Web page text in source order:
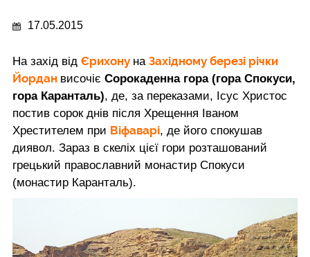
17.05.2015
На захід від Єрихону на Західному березі річки
Йордан височіє Сорокаденна гора (гора Спокуси,
гора Каранталь), де, за переказами, Ісус Христос
постив сорок днів після Хрещення Іваном
Хрестителем при Віфаварі, де його спокушав
диявол. Зараз в скеліх цієї гори розташований
грецький православний монастир Спокуси
(монастир Каранталь).